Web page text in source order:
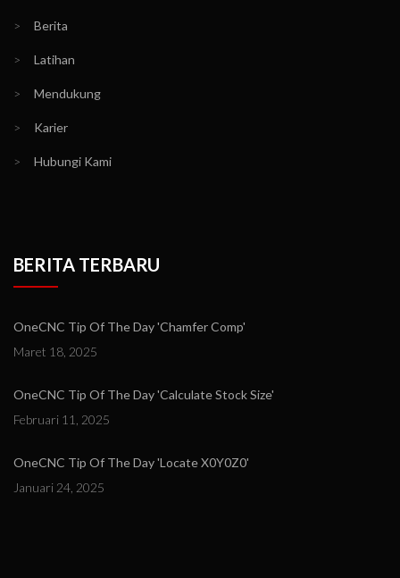
> Berita
> Latihan
> Mendukung
> Karier
> Hubungi Kami
BERITA TERBARU
OneCNC Tip Of The Day 'Chamfer Comp'
Maret 18, 2025
OneCNC Tip Of The Day 'Calculate Stock Size'
Februari 11, 2025
OneCNC Tip Of The Day 'Locate X0Y0Z0'
Januari 24, 2025